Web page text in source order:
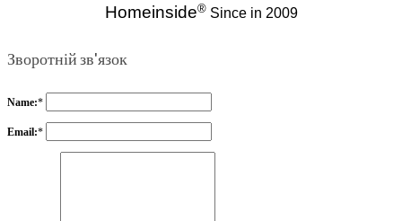
Homeinside® Since in 2009
Зворотній зв'язок
Name:*
Email:*